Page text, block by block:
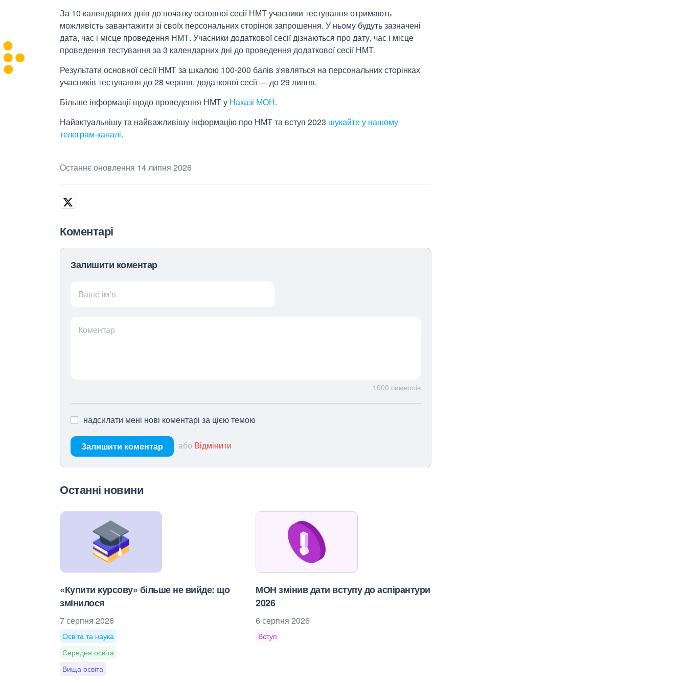
За 10 календарних днів до початку основної сесії НМТ учасники тестування отримають
можливість завантажити зі своїх персональних сторінок запрошення. У ньому будуть зазначені
дата, час і місце проведення НМТ. Учасники додаткової сесії дізнаються про дату, час і місце
проведення тестування за 3 календарних дні до проведення додаткової сесії НМТ.
Результати основної сесії НМТ за шкалою 100-200 балів з'являться на персональних сторінках
учасників тестування до 28 червня, додаткової сесії — до 29 липня.
Більше інформації щодо проведення НМТ у Наказі МОН.
Найактуальнішу та найважливішу інформацію про НМТ та вступ 2023 шукайте у нашому
телеграм-каналі.
Останнє оновлення 14 липня 2026
Коментарі
Залишити коментар
Ваше ім’я
Коментар
1000 символів
надсилати мені нові коментарі за цією темою
Залишити коментар або Відмінити
Останні новини
«Купити курсову» більше не вийде: що
змінилося
7 серпня 2026
Освіта та наука
Середня освіта
Вища освіта
МОН змінив дати вступу до аспірантури
2026
6 серпня 2026
Вступ